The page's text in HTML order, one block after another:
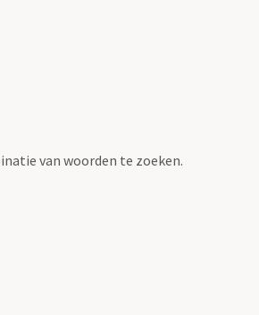
van woorden te zoeken.